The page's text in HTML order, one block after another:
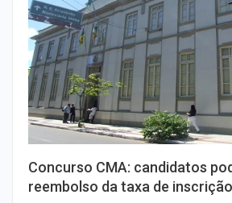
Concurso CMA: candidatos
reembolso da taxa de inscrição